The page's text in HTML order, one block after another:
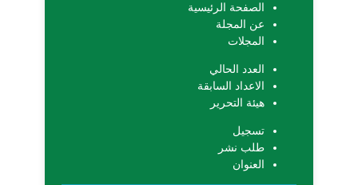
الصفحة الرئيسية
عن المجلة
المجلات
العدد الحالي
الاعداد السابقة
هيئة التحرير
تسجيل
طلب نشر
العنوان